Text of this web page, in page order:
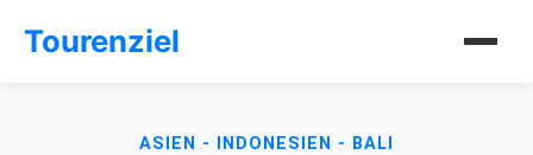
Tourenziel
ASIEN - INDONESIEN - BALI